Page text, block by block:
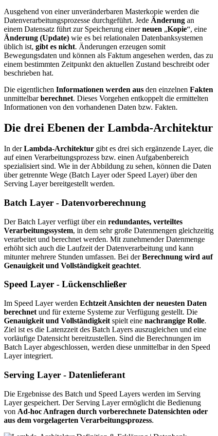
Ausgehend von einer unveränderbaren Masterkopie werden die
Datenverarbeitungsprozesse durchgeführt. Jede Änderung an
einem Datensatz führt zur Speicherung einerneuen „Kopie“, eine
Änderung (Update) wie es bei relationalen Datenbanksystemen
üblich ist, gibt es nicht. Änderungen erzeugen somit
Bewegungsdaten und können als Faktum angesehen werden, das zu
einem bestimmten Zeitpunkt den aktuellen Zustand beschreibt oder
beschrieben hat.
Die eigentlichen Informationen werden aus den einzelnen Fakten
unmittelbarberechnet. Dieses Vorgehen entkoppelt die ermittelten
Informationen von den vorhandenen Daten bzw. Fakten.
Die drei Ebenen der Lambda-Architektur
In derLambda-Architektur gibt es drei sich ergänzende Layer, die
auf einen Verarbeitungsprozess bzw. einen Aufgabenbereich
spezialisiert sind. Wie in der Abbildung zu sehen, können die Daten
über getrennte Wege (Batch Layer oder Speed Layer) über den
Serving Layer bereitgestellt werden.
Batch Layer - Datenvorberechnung
Der Batch Layer verfügt über ein redundantes, verteiltes
Verarbeitungssystem, in dem sehr große Datenmengen gleichzeitig
verarbeitet und berechnet werden. Mit zunehmender Datenmenge
erhöht sich auch die Laufzeit der Datenverarbeitung und kann
mitunter mehrere Stunden umfassen. Bei derBerechnung wird auf
Genauigkeit und Vollständigkeit geachtet.
Speed Layer - Lückenschließer
Im Speed Layer werden Echtzeit Ansichten der neuesten Daten
berechnet und für externe Systeme zur Verfügung gestellt. Die
Genauigkeit und Vollständigkeit spielt eine nachrangige Rolle.
Ziel ist es die Latenzzeit des Batch Layers auszugleichen und eine
vorläufige Datensicht bereitzustellen. Sind die Berechnungen im
Batch Layer abgeschlossen, werden diese unmittelbar in den Speed
Layer integriert.
Serving Layer - Datenlieferant
Die Ergebnisse des Batch und Speed Layers werden im Serving
Layer gespeichert. Der Serving Layer ermöglicht die Bedienung
von Ad-hoc Anfragen durch vorberechnete Datensichten oder
aus dem vorgelagerten Verarbeitungsprozess.